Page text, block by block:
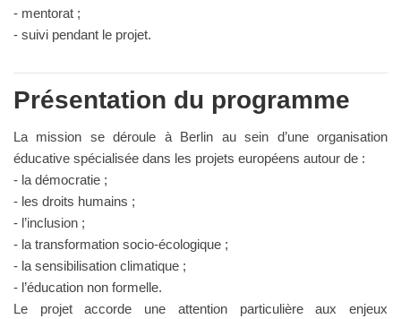
- mentorat ;
- suivi pendant le projet.
Présentation du programme
La mission se déroule à Berlin au sein d’une organisation
éducative spécialisée dans les projets européens autour de :
- la démocratie ;
- les droits humains ;
- l’inclusion ;
- la transformation socio-écologique ;
- la sensibilisation climatique ;
- l’éducation non formelle.
Le projet accorde une attention particulière aux enjeux